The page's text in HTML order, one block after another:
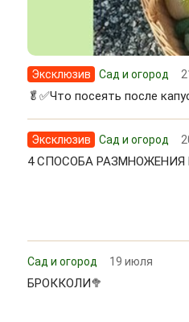
Эксклюзив Сад и огород
🥬✅Что посеять после
Эксклюзив Сад и огород
4 СПОСОБА
Сад и огород 19 июля
БРОККОЛИ🥦